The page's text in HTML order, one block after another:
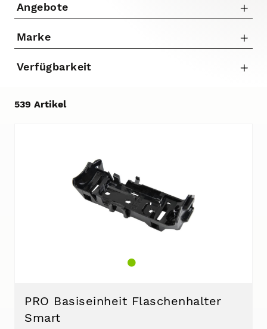
Angebote
Nur Angebote anzeigen
Marke
3T
Verfügbarkeit
539 Artikel
PRO Basiseinheit Flaschenhalter
Smart